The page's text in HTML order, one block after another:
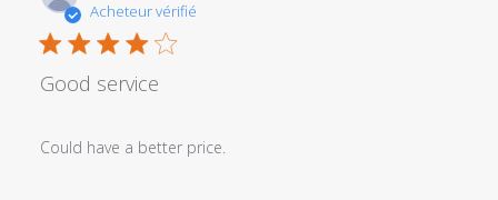
Acheteur vérifié
Good service
Could have a better price.